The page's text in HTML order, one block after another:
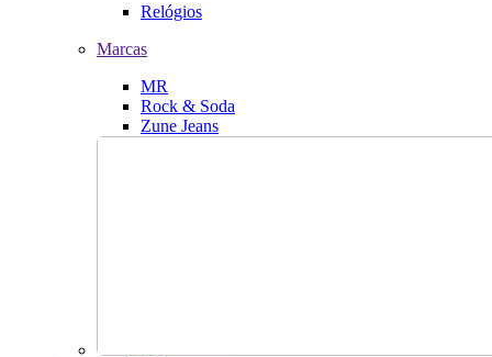
Relógios
Marcas
MR
Rock & Soda
Zune Jeans